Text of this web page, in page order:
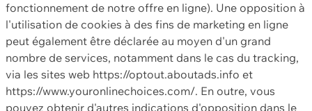
fonctionnement de notre offre en ligne). Une opposition à
l'utilisation de cookies à des fins de marketing en ligne
peut également être déclarée au moyen d'un grand
nombre de services, notamment dans le cas du tracking,
via les sites web https://optout.aboutads.info et
https://www.youronlinechoices.com/. En outre, vous
pouvez obtenir d'autres indications d'opposition dans le